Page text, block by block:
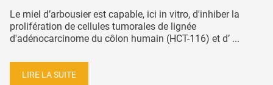
Le miel d’arbousier est capable, ici in vitro, d'inhiber la
prolifération de cellules tumorales de lignée
d'adénocarcinome du côlon humain (HCT-116) et d’ ...
LIRE LA SUITE